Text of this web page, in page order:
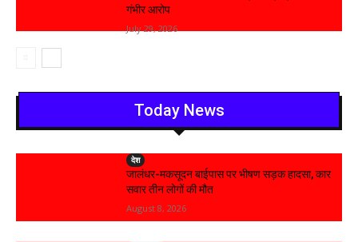
गंभीर आरोप
July 29, 2026
Today News
देश
जालंधर-मकसूदन बाईपास पर भीषण सड़क हादसा, कार
सवार तीन लोगों की मौत
August 8, 2026